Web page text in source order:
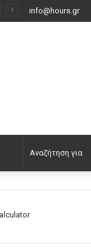
info@hours.gr